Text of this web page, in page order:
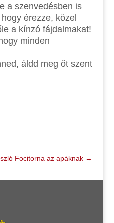
a szenvedésben is
érezze, közel
a kínzó fájdalmakat!
minden
áldd meg őt szent
Focitorna az apáknak →